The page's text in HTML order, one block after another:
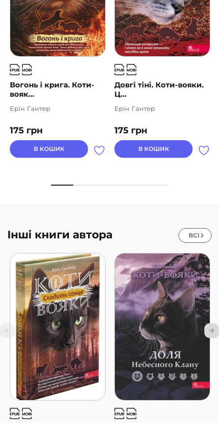
Вогонь і крига. Коти-
вояк...
175 грн
Ерін Гантер
В КОШИК
Довгі тіні. Коти-вояки.
Ц...
175 грн
Ерін Гантер
В КОШИК
Інші книги автора ВСІ